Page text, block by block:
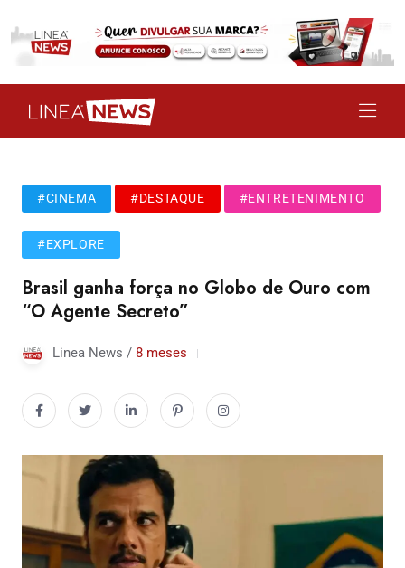
#CINEMA #DESTAQUE #ENTRETENIMENTO
#EXPLORE
Brasil ganha força no Globo de Ouro com
“O Agente Secreto”
Linea News / 8 meses